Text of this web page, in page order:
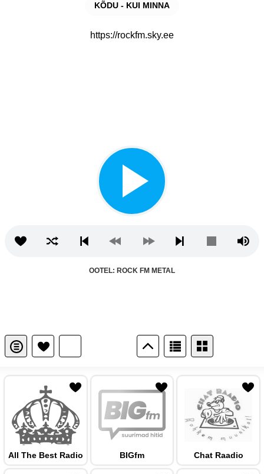
KÕDU - KUI MINNA
https://rockfm.sky.ee
OOTEL: ROCK FM METAL
All The Best Radio BIGfm Chat Raadio